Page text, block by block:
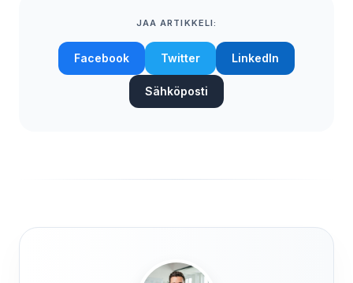
JAA ARTIKKELI:
Facebook Twitter LinkedIn
Sähköposti